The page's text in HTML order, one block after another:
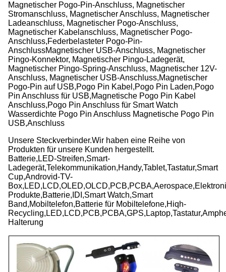
Magnetischer Pogo-Pin-Anschluss, Magnetischer
Stromanschluss, Magnetischer Anschluss, Magnetischer
Ladeanschluss, Magnetischer Pogo-Anschluss,
Magnetischer Kabelanschluss, Magnetischer Pogo-
Anschluss,Federbelasteter Pogo-Pin-
AnschlussMagnetischer USB-Anschluss, Magnetischer
Pingo-Konnektor, Magnetischer Pingo-Ladegerät,
Magnetischer Pingo-Spring-Anschluss, Magnetischer 12V-
Anschluss, Magnetischer USB-Anschluss,Magnetischer
Pogo-Pin auf USB,Pogo Pin Kabel,Pogo Pin Laden,Pogo
Pin Anschluss für USB,Magnetische Pogo Pin Kabel
Anschluss,Pogo Pin Anschluss für Smart Watch
Wasserdichte Pogo Pin Anschluss Magnetische Pogo Pin
USB,Anschluss
Unsere Steckverbinder.Wir haben eine Reihe von
Produkten für unsere Kunden hergestellt.
Batterie,LED-Streifen,Smart-
Ladegerät,Telekommunikation,Handy,Tablet,Tastatur,Smart
Cup,Androvid-TV-
Produkte,Batterie,IDI,Smart Watch,Smart
Band,Mobiltelefon,Batterie für Mobiltelefone,Hiqh-
Halterung